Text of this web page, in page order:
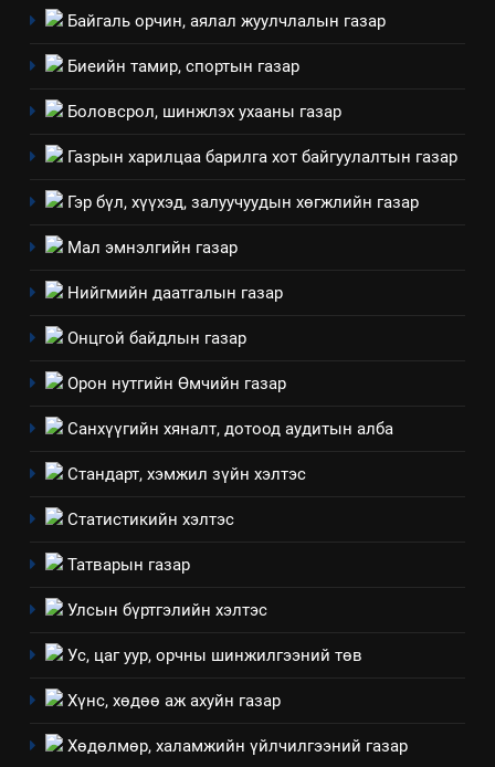
Байгаль орчин, аялал жуулчлалын газар
Биеийн тамир, спортын газар
Боловсрол, шинжлэх ухааны газар
Газрын харилцаа барилга хот байгуулалтын газар
Гэр бүл, хүүхэд, залуучуудын хөгжлийн газар
Мал эмнэлгийн газар
Нийгмийн даатгалын газар
Онцгой байдлын газар
Орон нутгийн Өмчийн газар
Санхүүгийн хяналт, дотоод аудитын алба
Стандарт, хэмжил зүйн хэлтэс
Статистикийн хэлтэс
Татварын газар
Улсын бүртгэлийн хэлтэс
Ус, цаг уур, орчны шинжилгээний төв
Хүнс, хөдөө аж ахуйн газар
Хөдөлмөр, халамжийн үйлчилгээний газар
технологийн хүн, мал, амьтны
үзүүлэх буюу үзүүлж байгаа
мэдээлэл
1
долоо хоног-2025
НЭЭЛТТЭЙ ЗАСГИЙН ТҮНШЛЭЛ
“БИД ИРГЭДЭЭ СОНСОЖ,
БАЙГУУЛНА
ЗАР ТАЗ-ЫН САЛБАР ЗӨВЛӨЛ
ТАЗ-ЫН САЛБАР ЗӨВЛӨЛ
4
Архангай аймаг дахь салбар
5
салбар зөвлөл” аяны хүрээнд
зохион байгуулах арга
ТАЗ-ЫН САЛБАР ЗӨВЛӨЛ
6